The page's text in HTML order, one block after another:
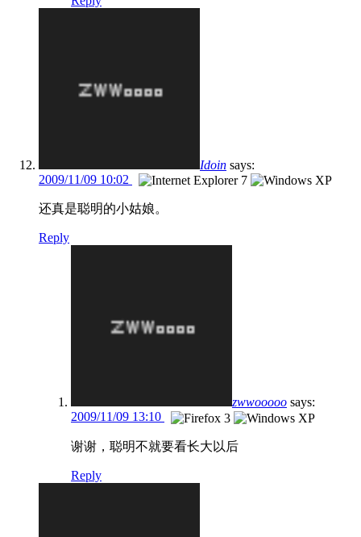
Idoin says:
2009/11/09 10:02
还真是聪明的小姑娘。
Reply
zwwooooo says:
2009/11/09 13:10
谢谢，聪明不就要看长大以后
Reply